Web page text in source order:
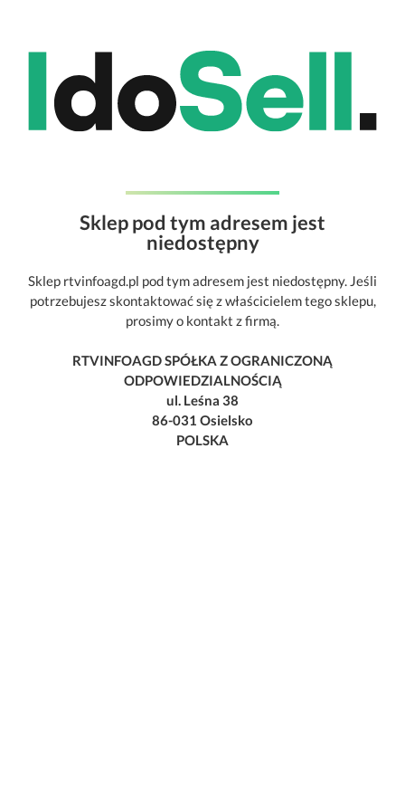
Sklep pod tym adresem jest
niedostępny
Sklep rtvinfoagd.pl pod tym adresem jest niedostępny. Jeśli
potrzebujesz skontaktować się z właścicielem tego sklepu,
prosimy o kontakt z firmą.
RTVINFOAGD SPÓŁKA Z OGRANICZONĄ
ODPOWIEDZIALNOŚCIĄ
ul. Leśna 38
86-031 Osielsko
POLSKA